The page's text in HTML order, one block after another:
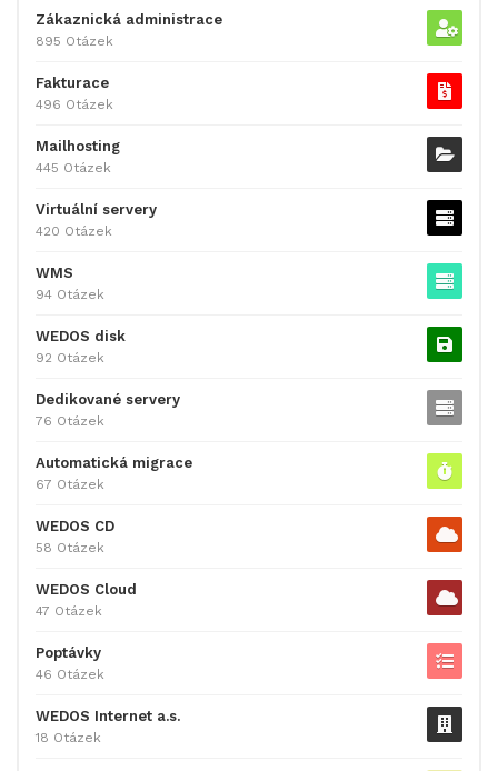
Zákaznická administrace
895 Otázek
Fakturace
496 Otázek
Mailhosting
445 Otázek
Virtuální servery
420 Otázek
WMS
94 Otázek
WEDOS disk
92 Otázek
Dedikované servery
76 Otázek
Automatická migrace
67 Otázek
WEDOS CD
58 Otázek
WEDOS Cloud
47 Otázek
Poptávky
46 Otázek
WEDOS Internet a.s.
18 Otázek